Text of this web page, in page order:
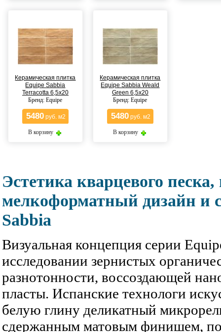
Керамическая плитка
Equipe Sabbia
Terracotta 6,5x20
Бренд: Equipe
5480 руб. м2
В корзину
Керамическая плитка
Equipe Sabbia Weald
Green 6,5x20
Бренд: Equipe
5480 руб. м2
В корзину
Эстетика кварцевого
мелкоформатный дизайн и
Sabbia
Визуальная концепция серии
исследовании зернистых
разнотонности, воссоздающей
пласты. Испанские технологи
белую глину деликатный
сдержанным матовым финишем,